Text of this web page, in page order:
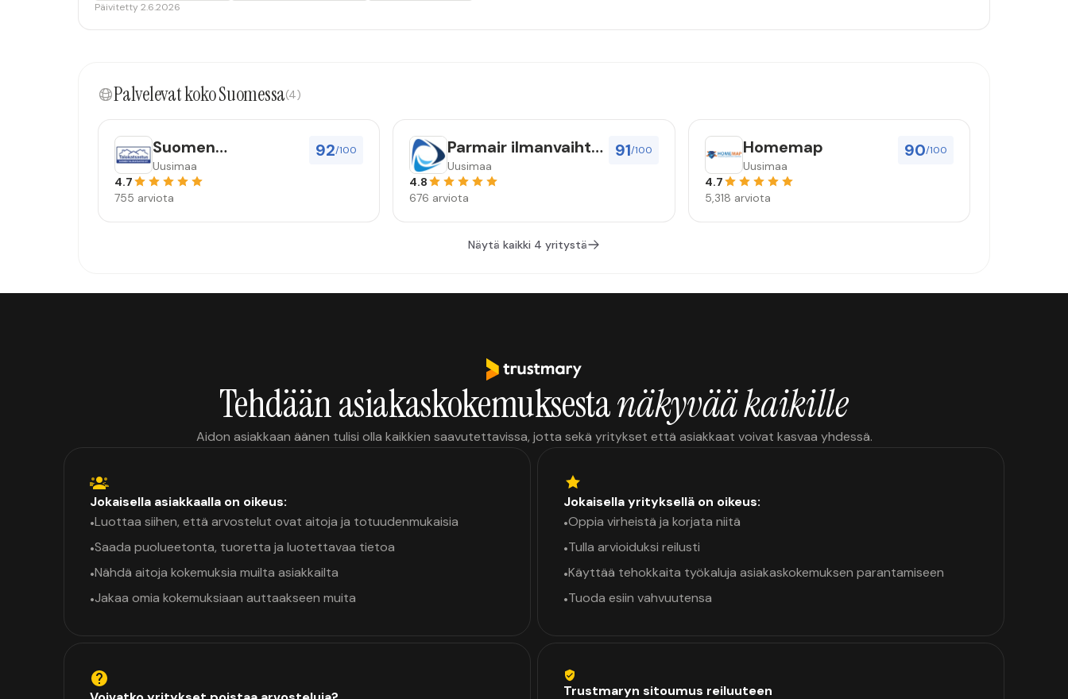
Päivitetty 2.6.2026
Palvelevat koko Suomessa(4)
92/100
Suomen
Talokatsastus Oy
Uusimaa
4.7
755 arviota
91/100
Parmair ilmanvaihto
Oy
Uusimaa
4.8
676 arviota
90/100
Homemap
Uusimaa
4.7
5,318 arviota
Näytä kaikki 4 yritystä
Tehdään asiakaskokemuksestanäkyvää kaikille
Aidon asiakkaan äänen tulisi olla kaikkien saavutettavissa, jotta sekä yritykset että asiakkaat voivat kasvaa yhdessä.
Jokaisella asiakkaalla on oikeus:
•Luottaa siihen, että arvostelut ovat aitoja ja totuudenmukaisia
•Saada puolueetonta, tuoretta ja luotettavaa tietoa
•Nähdä aitoja kokemuksia muilta asiakkailta
•Jakaa omia kokemuksiaan auttaakseen muita
Jokaisella yrityksellä on oikeus:
•Oppia virheistä ja korjata niitä
•Tulla arvioiduksi reilusti
•Käyttää tehokkaita työkaluja asiakaskokemuksen parantamiseen
•Tuoda esiin vahvuutensa
Trustmaryn sitoumus reiluuteen